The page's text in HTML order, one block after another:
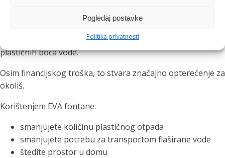
Pogledaj postavke
Politika privatnosti
Prosječno kućanstvo tijekom godine potroši stotine
plastičnih boca vode.
Osim financijskog troška, to stvara značajno opterećenje za
okoliš.
Korištenjem EVA fontane:
smanjujete količinu plastičnog otpada
smanjujete potrebu za transportom flaširane vode
štedite prostor u domu